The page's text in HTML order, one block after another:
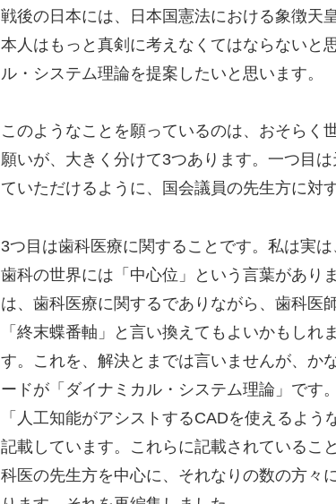
戦後の日本には、日本国憲法における象徴天
本人はもっと真剣に考えなくてはならないと
ル・システム理論を提案したいと思います。
このようなことを願っているのは、おそらく
願いが、大きく分けて3つあります。一つ目
ていただけるように、国会議員の先生方に対
3つ目は歯科医療に関することです。私は実
歯科の世界には「中心位」という言葉があり
は、歯科医療に関するでありながら、歯科医
「終末蝶番軸」と言い換えてもよいかもし
す。これを、解決とまでは言いませんが、か
ードが「ダイナミカル・システム理論」です
「人工知能がアシストするCADを使えるよ
記載しています。これらに記載されているこ
科医の先生方を中心に、それなりの数の方々